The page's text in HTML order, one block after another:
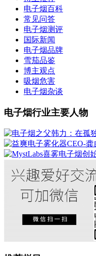
电子烟百科
常见问答
电子烟测评
国际新闻
电子烟品牌
雪茄品鉴
博主观点
吸烟危害
电子烟杂谈
电子烟行业主要人物